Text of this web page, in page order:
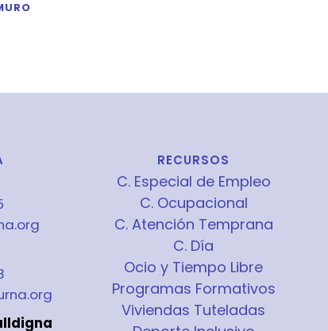
RECURSOS
C. Especial de Empleo
C. Ocupacional
C. Atención Temprana
C. Día
Ocio y Tiempo Libre
Programas Formativos
Viviendas Tuteladas